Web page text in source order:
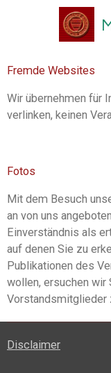
Hauptinhalt
Fremde Websites
Wir übernehmen für
verlinken, keinen
Fotos
Mit dem Besuch
an von uns
Einverständnis als
auf denen Sie zu
Publikationen des
wollen, ersuchen
Vorstandsmitglieder
Disclaimer